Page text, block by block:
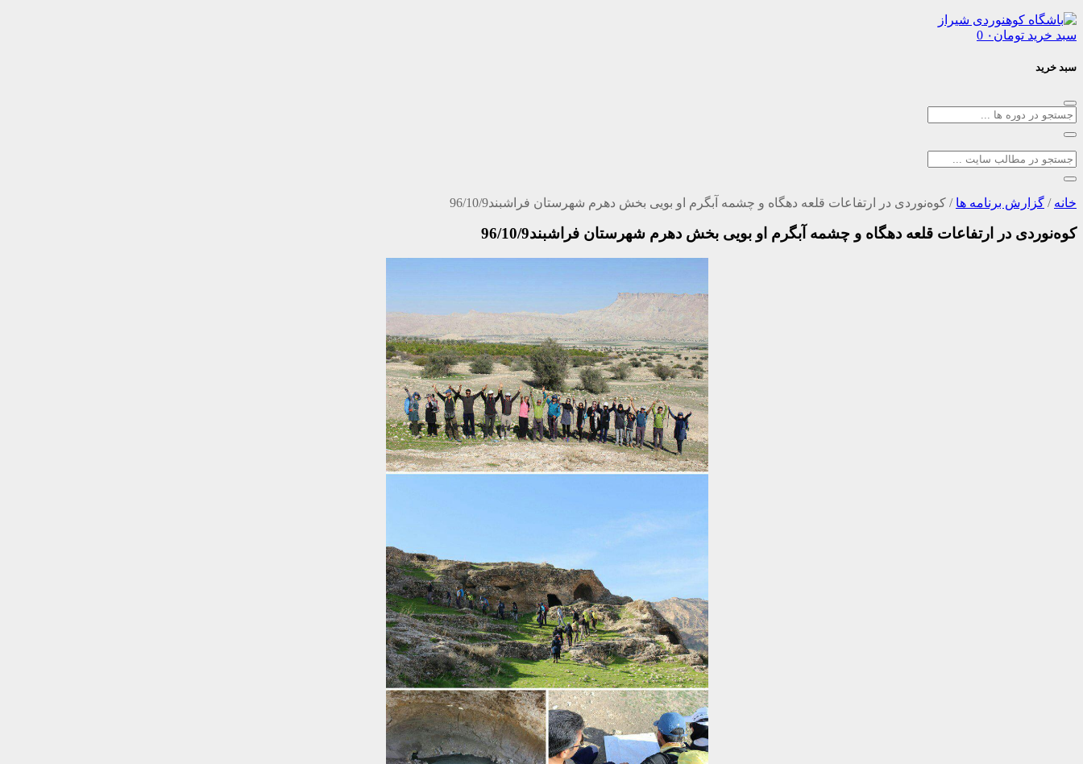
سبد خرید تومان ۰ 0
سبد خرید
خانه / گزارش برنامه ها / کوه‌نوردی در ارتفاعات قلعه دهگاه و چشمه آبگرم او بویی بخش دهرم شهرستان فراشبند96/10/9
کوه‌نوردی در ارتفاعات قلعه دهگاه و چشمه آبگرم او بویی بخش دهرم شهرستان فراشبند96/10/9